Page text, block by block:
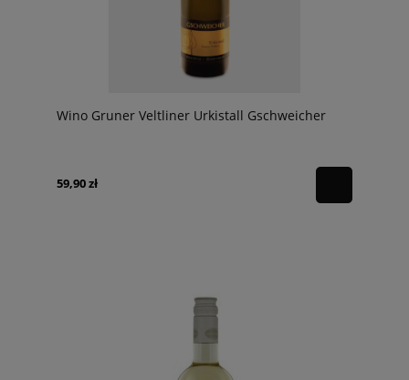
Wino Gruner Veltliner Urkistall Gschweicher
59,90 zł